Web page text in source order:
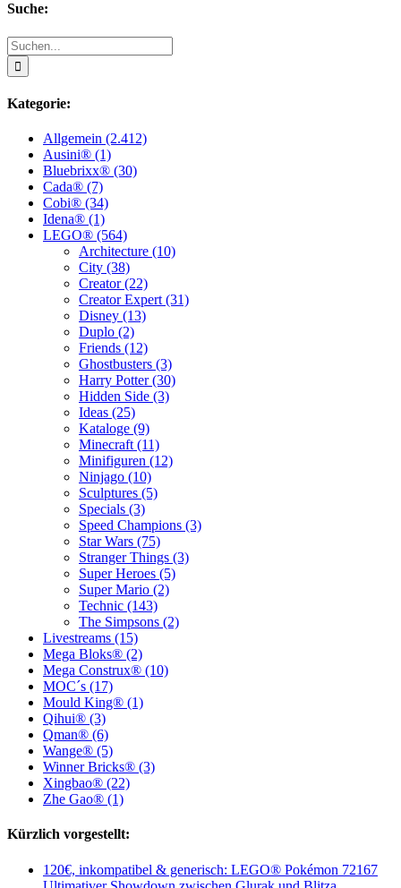
Suche:
Suche
nach:
Kategorie:
Allgemein (2.412)
Ausini® (1)
Bluebrixx® (30)
Cada® (7)
Cobi® (34)
Idena® (1)
LEGO® (564)
Architecture (10)
City (38)
Creator (22)
Creator Expert (31)
Disney (13)
Duplo (2)
Friends (12)
Ghostbusters (3)
Harry Potter (30)
Hidden Side (3)
Ideas (25)
Kataloge (9)
Minecraft (11)
Minifiguren (12)
Ninjago (10)
Sculptures (5)
Specials (3)
Speed Champions (3)
Star Wars (75)
Stranger Things (3)
Super Heroes (5)
Super Mario (2)
Technic (143)
The Simpsons (2)
Livestreams (15)
Mega Bloks® (2)
Mega Construx® (10)
MOC´s (17)
Mould King® (1)
Qihui® (3)
Qman® (6)
Wange® (5)
Winner Bricks® (3)
Xingbao® (22)
Zhe Gao® (1)
Kürzlich vorgestellt:
120€, inkompatibel & generisch: LEGO® Pokémon 72167